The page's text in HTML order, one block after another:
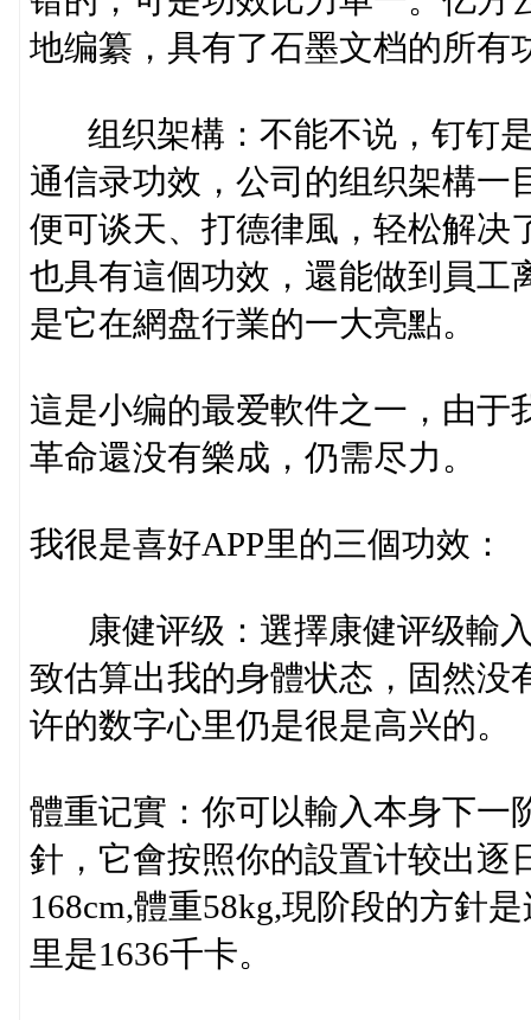
地编纂，具有了石墨文档的所有
组织架構：不能不说，钉钉是
通信录功效，公司的组织架構一
便可谈天、打德律風，轻松解决
也具有這個功效，還能做到員工
是它在網盘行業的一大亮點。
這是小编的最爱軟件之一，由于
革命還没有樂成，仍需尽力。
我很是喜好APP里的三個功效：
康健评级：選擇康健评级輸入
致估算出我的身體状态，固然没
许的数字心里仍是很是高兴的。
體重记實：你可以輸入本身下一
針，它會按照你的設置计较出逐
168cm,體重58kg,現阶段的方針
里是1636千卡。